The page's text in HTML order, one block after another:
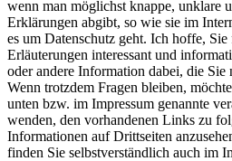
wenn man möglichst knappe, unklare
Erklärungen abgibt, so wie sie im
es um Datenschutz geht. Ich hoffe,
Erläuterungen interessant und
oder andere Information dabei, die Sie
Wenn trotzdem Fragen bleiben,
unten bzw. im Impressum genannte
wenden, den vorhandenen Links zu
Informationen auf Drittseiten
finden Sie selbstverständlich auch im